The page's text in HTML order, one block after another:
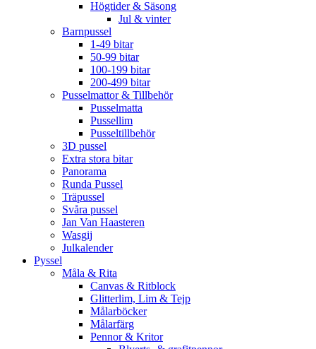
Högtider & Säsong
Jul & vinter
Barnpussel
1-49 bitar
50-99 bitar
100-199 bitar
200-499 bitar
Pusselmattor & Tillbehör
Pusselmatta
Pussellim
Pusseltillbehör
3D pussel
Extra stora bitar
Panorama
Runda Pussel
Träpussel
Svåra pussel
Jan Van Haasteren
Wasgij
Julkalender
Pyssel
Måla & Rita
Canvas & Ritblock
Glitterlim, Lim & Tejp
Målarböcker
Målarfärg
Pennor & Kritor